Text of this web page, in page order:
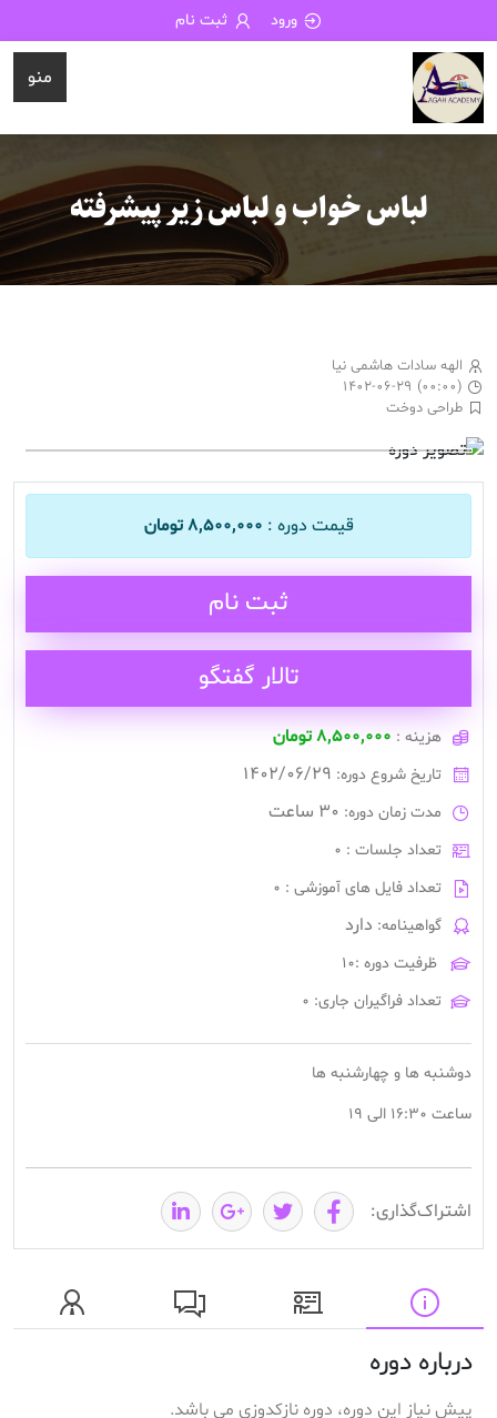
ورود ثبت نام
منو
لباس خواب و لباس زیر پیشرفته
الهه سادات هاشمی نیا
۱۴۰۲-۰۶-۲۹ (۰۰:۰۰)
طراحی دوخت
قیمت دوره : ۸,۵۰۰,۰۰۰ تومان
ثبت نام
تالار گفتگو
هزینه : ۸,۵۰۰,۰۰۰ تومان
تاریخ شروع دوره: 1402/06/29
مدت زمان دوره: ۳۰ ساعت
تعداد جلسات : 0
تعداد فایل های آموزشی : 0
گواهینامه: دارد
ظرفیت دوره :۱۰
تعداد فراگیران جاری: ۰
دوشنبه ها و چهارشنبه ها
ساعت 16:30 الی 19
اشتراک‌گذاری:
درباره دوره
پیش نیاز این دوره، دوره نازکدوزی می باشد.